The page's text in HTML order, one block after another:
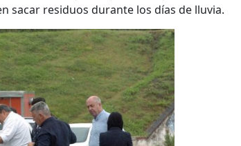
sacar residuos durante los días de lluvia.